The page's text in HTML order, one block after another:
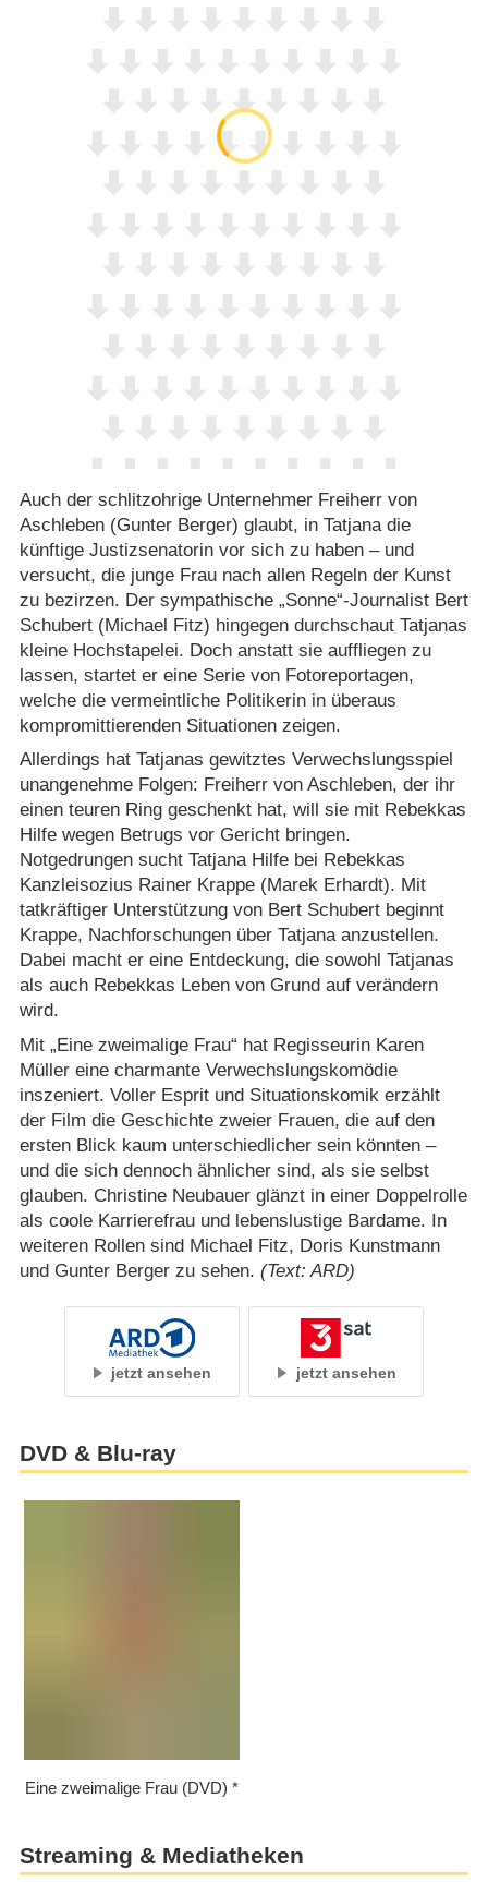
Auch der schlitzohrige Unternehmer Freiherr von
Aschleben (Gunter Berger) glaubt, in Tatjana die
künftige Justizsenatorin vor sich zu haben – und
versucht, die junge Frau nach allen Regeln der Kunst
zu bezirzen. Der sympathische „Sonne“-Journalist Bert
Schubert (Michael Fitz) hingegen durchschaut Tatjanas
kleine Hochstapelei. Doch anstatt sie auffliegen zu
lassen, startet er eine Serie von Fotoreportagen,
welche die vermeintliche Politikerin in überaus
kompromittierenden Situationen zeigen.
Allerdings hat Tatjanas gewitztes Verwechslungsspiel
unangenehme Folgen: Freiherr von Aschleben, der ihr
einen teuren Ring geschenkt hat, will sie mit Rebekkas
Hilfe wegen Betrugs vor Gericht bringen.
Notgedrungen sucht Tatjana Hilfe bei Rebekkas
Kanzleisozius Rainer Krappe (Marek Erhardt). Mit
tatkräftiger Unterstützung von Bert Schubert beginnt
Krappe, Nachforschungen über Tatjana anzustellen.
Dabei macht er eine Entdeckung, die sowohl Tatjanas
als auch Rebekkas Leben von Grund auf verändern
wird.
Mit „Eine zweimalige Frau“ hat Regisseurin Karen
Müller eine charmante Verwechslungskomödie
inszeniert. Voller Esprit und Situationskomik erzählt
der Film die Geschichte zweier Frauen, die auf den
ersten Blick kaum unterschiedlicher sein könnten –
und die sich dennoch ähnlicher sind, als sie selbst
glauben. Christine Neubauer glänzt in einer Doppelrolle
als coole Karrierefrau und lebenslustige Bardame. In
weiteren Rollen sind Michael Fitz, Doris Kunstmann
und Gunter Berger zu sehen. (Text: ARD)
jetzt ansehen jetzt ansehen
DVD & Blu-ray
Eine zweimalige Frau (DVD)
Streaming & Mediatheken